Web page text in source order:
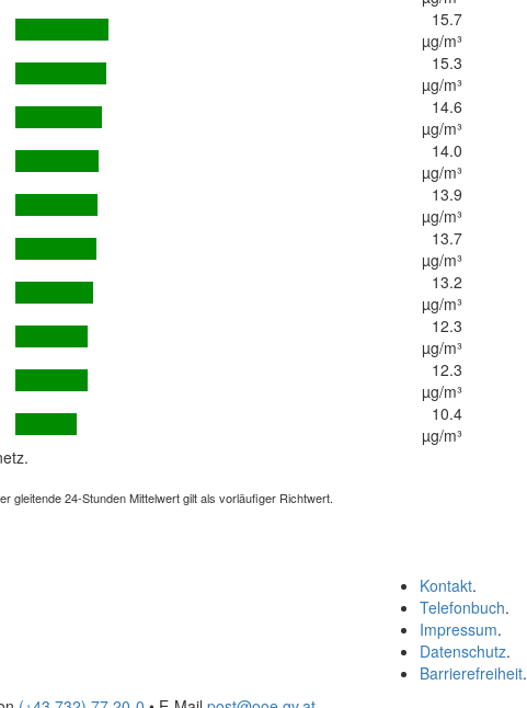
15.7
µg/m³
15.3
µg/m³
14.6
µg/m³
14.0
µg/m³
13.9
µg/m³
13.7
µg/m³
13.2
µg/m³
12.3
µg/m³
12.3
µg/m³
10.4
µg/m³
gleitende 24-Stunden Mittelwert gilt als vorläufiger Richtwert.
Kontakt.
Telefonbuch.
Impressum.
Datenschutz.
Barrierefreiheit.